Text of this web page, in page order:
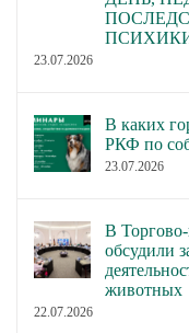
23.07.2026
В каких
РКФ по
23.07.2026
В
обсудили
животных
22.07.2026